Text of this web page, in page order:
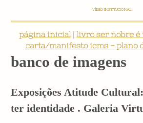
E-BOOK: "SER NOBRE É TER IDENTIDADE: INVENTÁRIO DIGITAL
página inicial| livro ser nobre é
carta/manifesto icms - plano
banco de imagens
Exposições Atitude
ter identidade . Galeria